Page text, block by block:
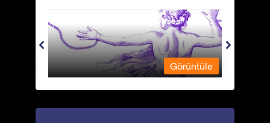
Andromeda - Zincirli Prenses
Görüntüle